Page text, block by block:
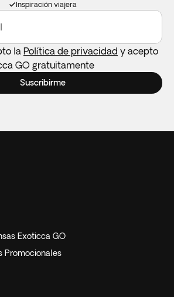
Inspiración viajera
la Política de privacidad y acepto
GO gratuitamente
Suscribirme
Exoticca GO
Promocionales